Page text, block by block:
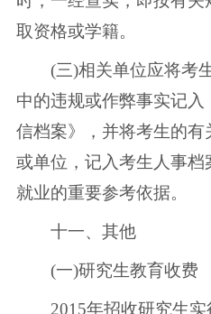
取资格或学籍。
(三)相关单位应将考生
中的违规或作弊事实记
信档案》，并将考生的
或单位，记入考生人事档
就业的重要参考依据。
十一、其他
(一)研究生教育收费
2015年招收研究生实